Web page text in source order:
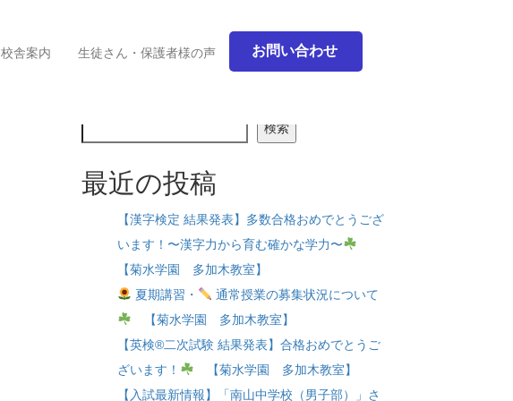
校舎案内 生徒さん・保護者様の声 お問い合わせ
検索
最近の投稿
【漢字検定 結果発表】多数合格おめでとうござ
います！〜漢字力から育む確かな学力〜
【菊水学園 多加木教室】
夏期講習・
通常授業の募集状況について
【菊水学園 多加木教室】
【英検®二次試験 結果発表】合格おめでとうご
ざいます！
【菊水学園 多加木教室】
【入試最新情報】「南山中学校（男子部）」さ